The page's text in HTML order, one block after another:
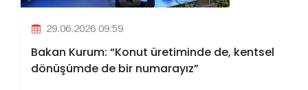
29.06.2026 09:59
Bakan Kurum: “Konut üretiminde de, kentsel
dönüşümde de bir numarayız”